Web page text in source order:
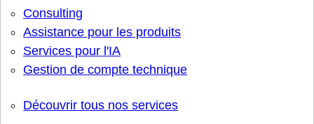
Consulting
Assistance pour les produits
Services pour l'IA
Gestion de compte technique
Découvrir tous nos services